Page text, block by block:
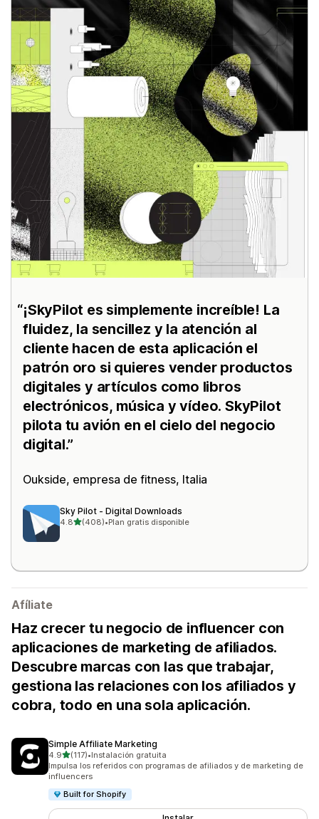
¡SkyPilot es simplemente increíble! La
fluidez, la sencillez y la atención al
cliente hacen de esta aplicación el
patrón oro si quieres vender productos
digitales y artículos como libros
electrónicos, música y vídeo. SkyPilot
pilota tu avión en el cielo del negocio
digital.
Oukside, empresa de fitness, Italia
Sky Pilot ‑ Digital Downloads
4.8de 5 estrellas
(408)
408 reseñas en total
•Plan gratis disponible
Afíliate
Haz crecer tu negocio de influencer con
aplicaciones de marketing de afiliados.
Descubre marcas con las que trabajar,
gestiona las relaciones con los afiliados y
cobra, todo en una sola aplicación.
Simple Affiliate Marketing
4.9de 5 estrellas
(117)
117 reseñas en total
•Instalación gratuita
Impulsa los referidos con programas de afiliados y de marketing de
influencers
Built for Shopify